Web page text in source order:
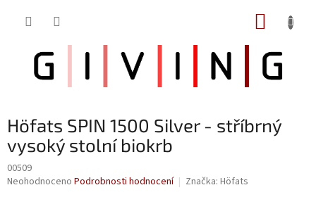
Höfats SPIN 1500 Silver - stříbrný
vysoký stolní biokrb
00509
Průměrné
Neohodnoceno Podrobnosti hodnocení Značka: Höfats